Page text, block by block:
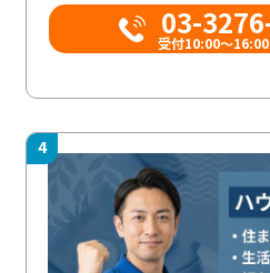
03-
受付10:00〜
4